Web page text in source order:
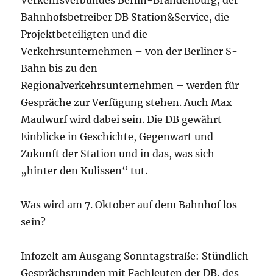
Bahnhofsbetreiber DB Station&Service, die
Projektbeteiligten und die
Verkehrsunternehmen – von der Berliner S-
Bahn bis zu den
Regionalverkehrsunternehmen – werden für
Gespräche zur Verfügung stehen. Auch Max
Maulwurf wird dabei sein. Die DB gewährt
Einblicke in Geschichte, Gegenwart und
Zukunft der Station und in das, was sich
„hinter den Kulissen“ tut.
Was wird am 7. Oktober auf dem Bahnhof los
sein?
Infozelt am Ausgang Sonntagstraße: Stündlich
Gesprächsrunden mit Fachleuten der DB, des